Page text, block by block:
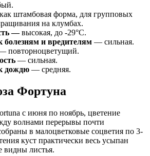
штамбовая форма, для групповых
на клумбах.
—высокая, до -29°С.
болезням и вредителям — сильная.
повторноцветущий.
— сильная.
дождю — средняя.
Фортуна
с июня по ноябрь, цветение
волнами перерывы почти
в малоцветковые соцветия по 3-
куст практически весь усыпан
видны листья.